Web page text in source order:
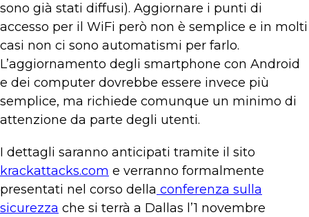
sono già stati diffusi). Aggiornare i punti di
accesso per il WiFi però non è semplice e in molti
casi non ci sono automatismi per farlo.
L’aggiornamento degli smartphone con Android
e dei computer dovrebbe essere invece più
semplice, ma richiede comunque un minimo di
attenzione da parte degli utenti.
I dettagli saranno anticipati tramite il sito
krackattacks.com e verranno formalmente
presentati nel corso della conferenza sulla
sicurezza che si terrà a Dallas l’1 novembre